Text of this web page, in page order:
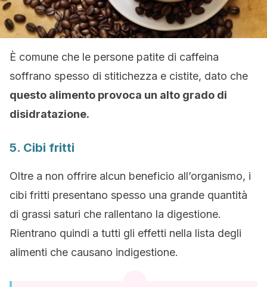
È comune che le persone patite di caffeina
soffrano spesso di stitichezza e cistite, dato che
questo alimento provoca un alto grado di
disidratazione.
5. Cibi fritti
Oltre a non offrire alcun beneficio all’organismo, i
cibi fritti presentano spesso una grande quantità
di grassi saturi che rallentano la digestione.
Rientrano quindi a tutti gli effetti nella lista degli
alimenti che causano indigestione.